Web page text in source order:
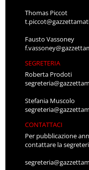
Thomas Piccot
Fausto Vassoney
SEGRETERIA
Roberta Prodoti
Stefania Muscolo
CONTATTACI
Per pubblicazione
contattare la